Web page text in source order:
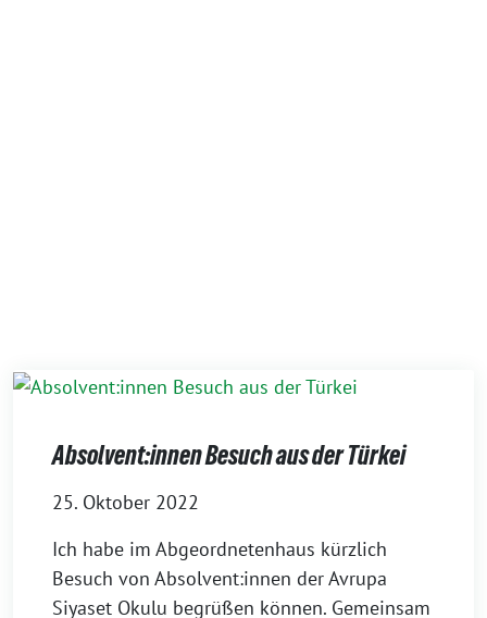
Absolvent:innen Besuch aus der Türkei
25. Oktober 2022
Ich habe im Abgeordnetenhaus kürzlich
Besuch von Absolvent:innen der Avrupa
Siyaset Okulu begrüßen können. Gemeinsam